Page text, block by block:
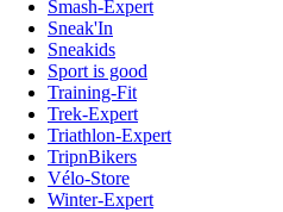
Smash-Expert
Sneak'In
Sneakids
Sport is good
Training-Fit
Trek-Expert
Triathlon-Expert
TripnBikers
Vélo-Store
Winter-Expert